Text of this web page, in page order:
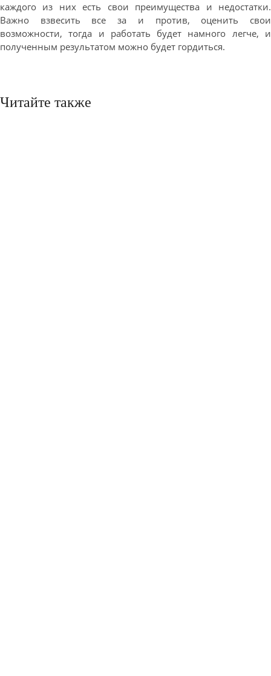
каждого из них есть свои преимущества и недостатки.
Важно взвесить все за и против, оценить свои
возможности, тогда и работать будет намного легче, и
полученным результатом можно будет гордиться.
Читайте также